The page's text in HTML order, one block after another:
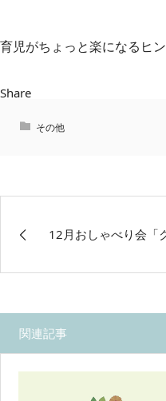
育児がちょっと楽になるヒ
Share
その他
12月おしゃべり会「
関連記事